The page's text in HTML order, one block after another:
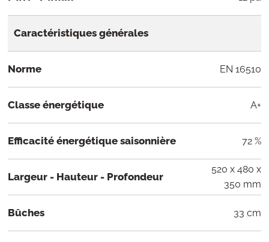
Caractéristiques générales
Norme EN 16510
Classe énergétique A+
Efficacité énergétique saisonnière 72 %
Largeur - Hauteur - Profondeur
520 x 480 x
350 mm
Bûches 33 cm